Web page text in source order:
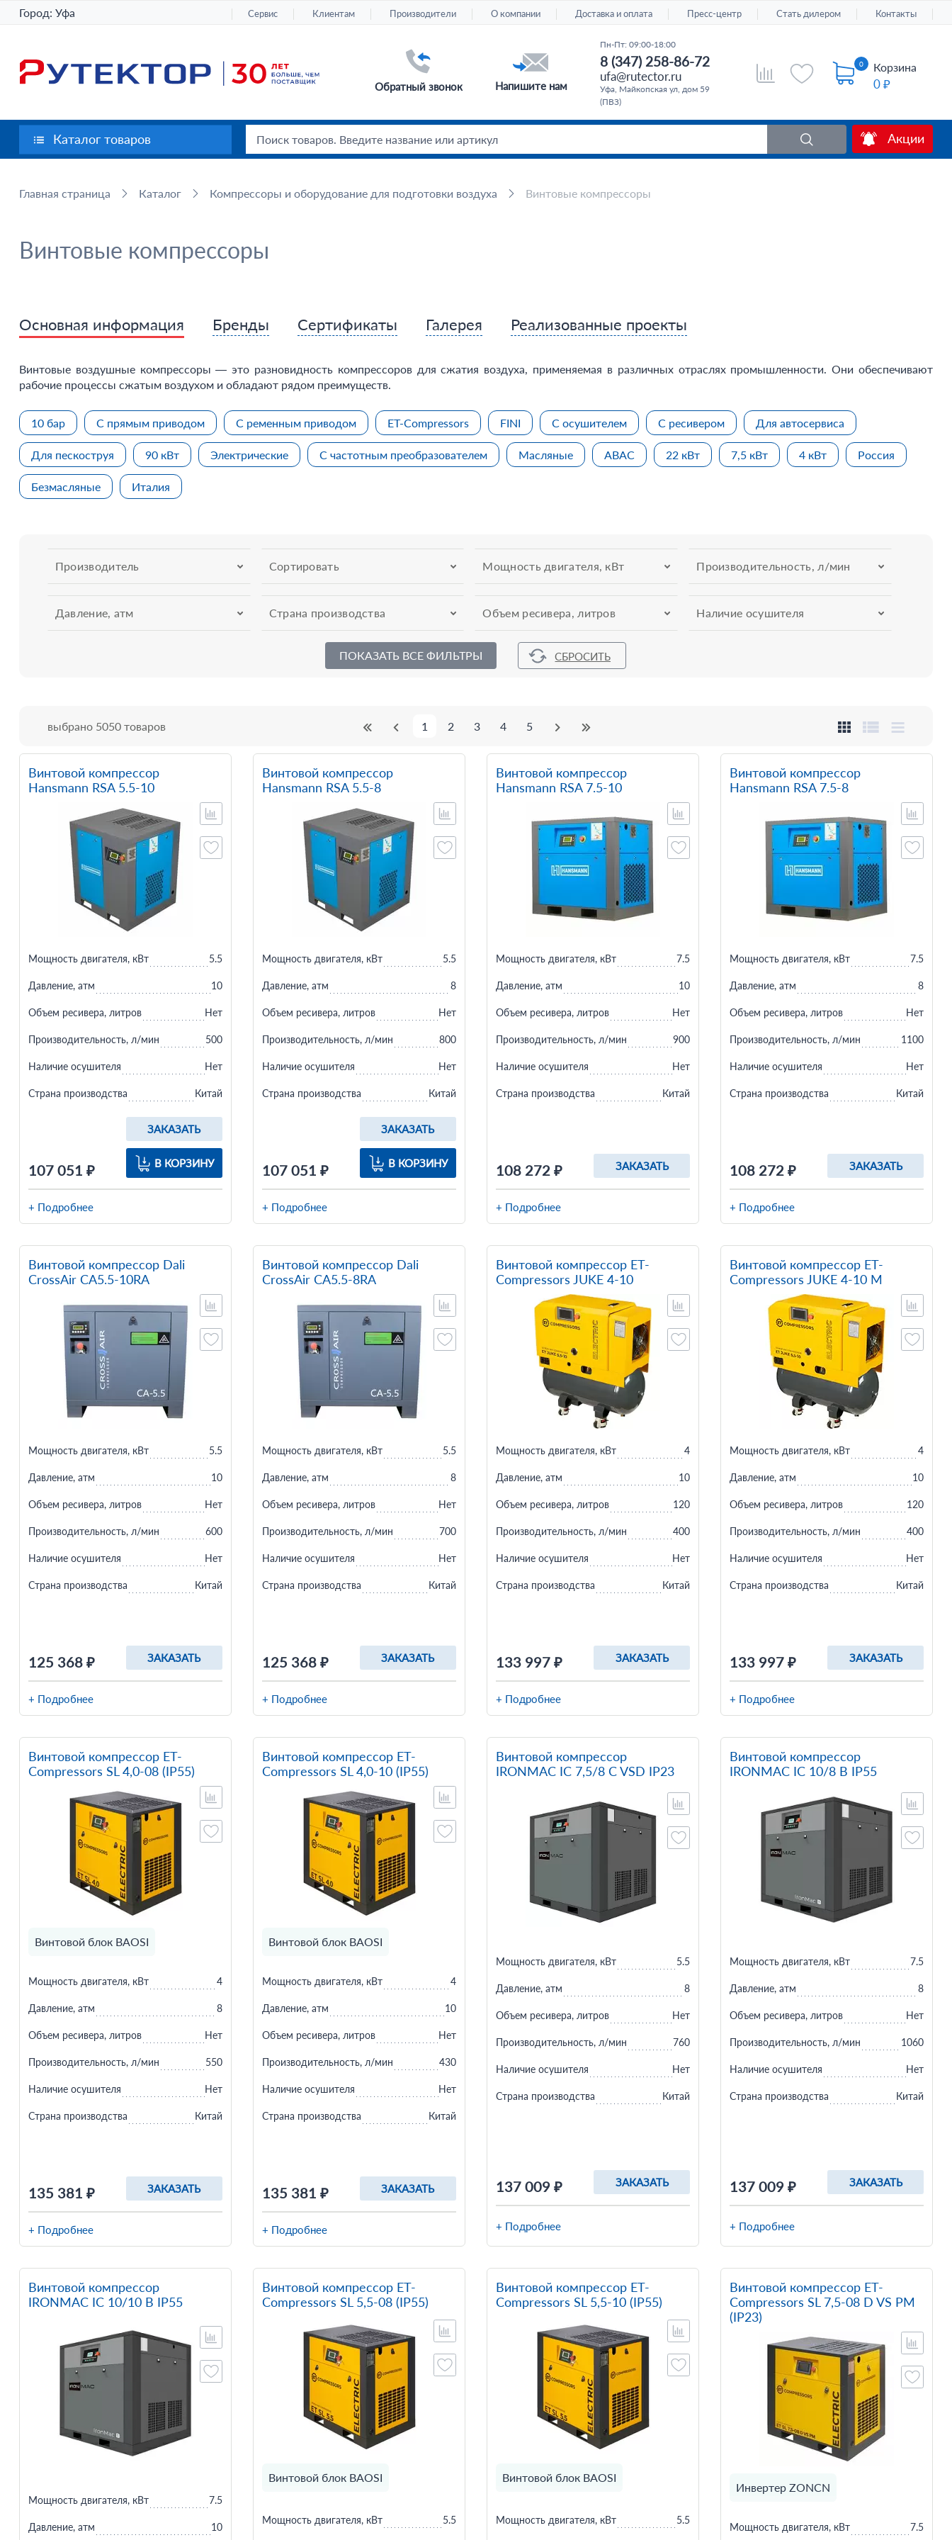
Город: Уфа Сервис Клиентам Производители О компании Доставка и оплата Пресс-центр Стать дилером Контакты
0 Корзина
0 ₽
Обратный звонок Напишите нам
Пн-Пт: 09:00-18:00
8 (347) 258-86-72
ufa@rutector.ru
Уфа, Майкопская ул, дом 59
(ПВЗ)
Акции
Каталог товаров
Главная страница Каталог Компрессоры и оборудование для подготовки воздуха Винтовые компрессоры
Винтовые компрессоры
Основная информация Бренды Сертификаты Галерея Реализованные проекты
Винтовые воздушные компрессоры — это разновидность компрессоров для сжатия воздуха, применяемая в различных отраслях промышленности. Они обеспечивают
рабочие процессы сжатым воздухом и обладают рядом преимуществ.
10 бар С прямым приводом С ременным приводом ET-Compressors FINI С осушителем С ресивером Для автосервиса
Для пескоструя 90 кВт Электрические С частотным преобразователем Масляные ABAC 22 кВт 7,5 кВт 4 кВт Россия
Безмасляные Италия
Сортировать
Производитель Мощность двигателя, кВт Производительность, л/мин
Давление, атм Страна производства Объем ресивера, литров Наличие осушителя
ПОКАЗАТЬ ВСЕ ФИЛЬТРЫ
выбрано 5050 товаров 1 2 3 4 5
Винтовой компрессор
Hansmann RSA 5.5-10
107 051 ₽
ЗАКАЗАТЬ
В КОРЗИНУ
Мощность двигателя, кВт 5.5
Давление, атм 10
Объем ресивера, литров Нет
Производительность, л/мин 500
Наличие осушителя Нет
Страна производства Китай
+ Подробнее
Винтовой компрессор
Hansmann RSA 5.5-8
107 051 ₽
ЗАКАЗАТЬ
В КОРЗИНУ
Мощность двигателя, кВт 5.5
Давление, атм 8
Объем ресивера, литров Нет
Производительность, л/мин 800
Наличие осушителя Нет
Страна производства Китай
+ Подробнее
Винтовой компрессор
Hansmann RSA 7.5-10
108 272 ₽ ЗАКАЗАТЬ
Мощность двигателя, кВт 7.5
Давление, атм 10
Объем ресивера, литров Нет
Производительность, л/мин 900
Наличие осушителя Нет
Страна производства Китай
+ Подробнее
Винтовой компрессор
Hansmann RSA 7.5-8
108 272 ₽ ЗАКАЗАТЬ
Мощность двигателя, кВт 7.5
Давление, атм 8
Объем ресивера, литров Нет
Производительность, л/мин 1100
Наличие осушителя Нет
Страна производства Китай
+ Подробнее
Винтовой компрессор Dali
CrossAir CA5.5-10RA
125 368 ₽ ЗАКАЗАТЬ
Мощность двигателя, кВт 5.5
Давление, атм 10
Объем ресивера, литров Нет
Производительность, л/мин 600
Наличие осушителя Нет
Страна производства Китай
+ Подробнее
Винтовой компрессор Dali
CrossAir CA5.5-8RA
125 368 ₽ ЗАКАЗАТЬ
Мощность двигателя, кВт 5.5
Давление, атм 8
Объем ресивера, литров Нет
Производительность, л/мин 700
Наличие осушителя Нет
Страна производства Китай
+ Подробнее
Винтовой компрессор ET-
Compressors JUKE 4-10
133 997 ₽ ЗАКАЗАТЬ
Мощность двигателя, кВт 4
Давление, атм 10
Объем ресивера, литров 120
Производительность, л/мин 400
Наличие осушителя Нет
Страна производства Китай
+ Подробнее
Винтовой компрессор ET-
Compressors JUKE 4-10 M
133 997 ₽ ЗАКАЗАТЬ
Мощность двигателя, кВт 4
Давление, атм 10
Объем ресивера, литров 120
Производительность, л/мин 400
Наличие осушителя Нет
Страна производства Китай
+ Подробнее
Винтовой компрессор ET-
Compressors SL 4,0-08 (IP55)
Винтовой блок BAOSI
135 381 ₽ ЗАКАЗАТЬ
Мощность двигателя, кВт 4
Давление, атм 8
Объем ресивера, литров Нет
Производительность, л/мин 550
Наличие осушителя Нет
Страна производства Китай
+ Подробнее
Винтовой компрессор ET-
Compressors SL 4,0-10 (IP55)
Винтовой блок BAOSI
135 381 ₽ ЗАКАЗАТЬ
Мощность двигателя, кВт 4
Давление, атм 10
Объем ресивера, литров Нет
Производительность, л/мин 430
Наличие осушителя Нет
Страна производства Китай
+ Подробнее
Винтовой компрессор
IRONMAC IC 7,5/8 C VSD IP23
137 009 ₽ ЗАКАЗАТЬ
Мощность двигателя, кВт 5.5
Давление, атм 8
Объем ресивера, литров Нет
Производительность, л/мин 760
Наличие осушителя Нет
Страна производства Китай
+ Подробнее
Винтовой компрессор
IRONMAC IC 10/8 B IP55
137 009 ₽ ЗАКАЗАТЬ
Мощность двигателя, кВт 7.5
Давление, атм 8
Объем ресивера, литров Нет
Производительность, л/мин 1060
Наличие осушителя Нет
Страна производства Китай
+ Подробнее
Винтовой компрессор
IRONMAC IC 10/10 B IP55
Мощность двигателя, кВт 7.5
Давление, атм 10
Винтовой компрессор ET-
Compressors SL 5,5-08 (IP55)
Винтовой блок BAOSI
Мощность двигателя, кВт 5.5
Винтовой компрессор ET-
Compressors SL 5,5-10 (IP55)
Винтовой блок BAOSI
Мощность двигателя, кВт 5.5
Винтовой компрессор ET-
Compressors SL 7,5-08 D VS PM
(IP23)
Инвертер ZONCN
Мощность двигателя, кВт 7.5